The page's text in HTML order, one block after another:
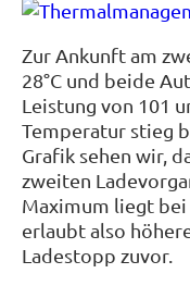
Zur Ankunft am
28°C und beide
Leistung von 101
Temperatur stieg
Grafik sehen wir,
zweiten
Maximum liegt bei
erlaubt also
Ladestopp zuvor.